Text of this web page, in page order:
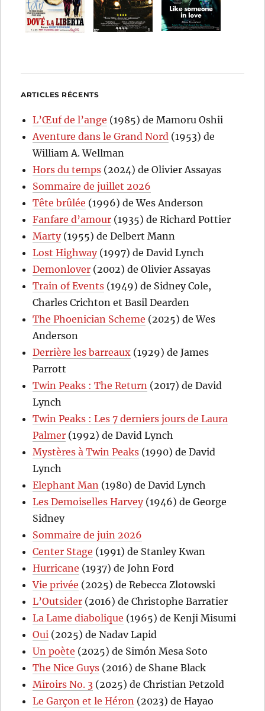
ARTICLES RÉCENTS
L’Œuf de l’ange (1985) de Mamoru Oshii
Aventure dans le Grand Nord (1953) de
William A. Wellman
Hors du temps (2024) de Olivier Assayas
Sommaire de juillet 2026
Tête brûlée (1996) de Wes Anderson
Fanfare d’amour (1935) de Richard Pottier
Marty(1955) de Delbert Mann
Lost Highway(1997) de David Lynch
Demonlover (2002) de Olivier Assayas
Train of Events (1949) de Sidney Cole,
Charles Crichton et Basil Dearden
The Phoenician Scheme (2025) de Wes
Anderson
Derrière les barreaux (1929) de James
Parrott
Twin Peaks : The Return (2017) de David
Lynch
Twin Peaks : Les 7 derniers jours de Laura
Palmer (1992) de David Lynch
Mystères à Twin Peaks (1990) de David
Lynch
Elephant Man (1980) de David Lynch
Les Demoiselles Harvey(1946) de George
Sidney
Sommaire de juin 2026
Center Stage (1991) de Stanley Kwan
Hurricane (1937) de John Ford
Vie privée (2025) de Rebecca Zlotowski
L’Outsider (2016) de Christophe Barratier
La Lame diabolique (1965) de Kenji Misumi
Oui (2025) de Nadav Lapid
Un poète (2025) de Simón Mesa Soto
The Nice Guys (2016) de Shane Black
Miroirs No. 3 (2025) de Christian Petzold
Le Garçon et le Héron (2023) de Hayao